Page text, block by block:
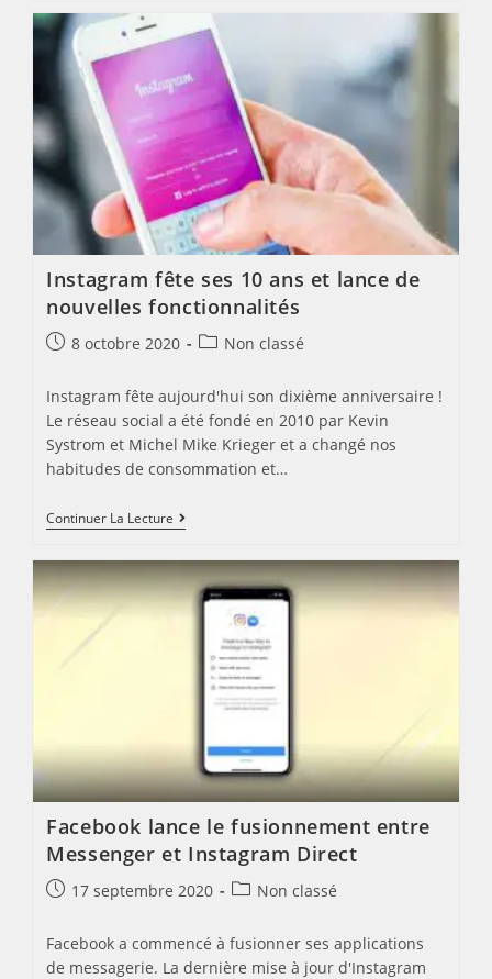
Nouveau
Et
Des
Thèmes
Personnalisés
Pour
Les
Chats
Instagram fête ses 10 ans et lance de
nouvelles fonctionnalités
Post8 octobre 2020
PostNon classé
Instagram fête aujourd'hui son dixième anniversaire !
Le réseau social a été fondé en 2010 par Kevin
Systrom et Michel Mike Krieger et a changé nos
habitudes de consommation et…
Continuer La Lecture Instagram
Fête
10
Ans
Et
Nouvelles
Fonctionnalités
Facebook lance le fusionnement entre
Messenger et Instagram Direct
Post17 septembre 2020
PostNon classé
Facebook a commencé à fusionner ses applications
de messagerie. La dernière mise à jour d'Instagram